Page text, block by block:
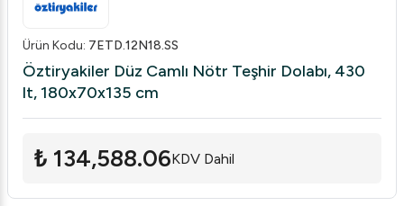
Ürün Kodu: 7ETD.12N18.SS
Öztiryakiler Düz Camlı Nötr Teşhir Dolabı, 430
lt, 180x70x135 cm
₺ 134,588.06KDV Dahil